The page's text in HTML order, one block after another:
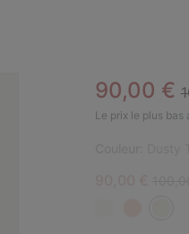
EN
Sale
90,00 €
Le prix le plus bas